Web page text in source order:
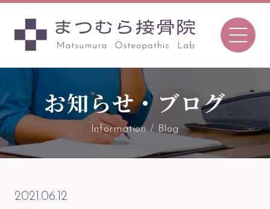
Tel. 096-366-7657
〒862-0970
TEL 096-366-7657 ／FAX 096-366-7657
お知らせ・ブログ
Information / Blog
2021.06.12